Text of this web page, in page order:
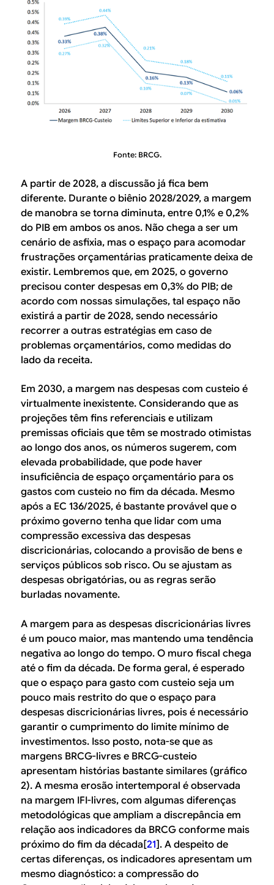
Fonte: BRCG.
A partir de 2028, a discussão já fica bem
diferente. Durante o biênio 2028/2029, a margem
de manobra se torna diminuta, entre 0,1% e 0,2%
do PIB em ambos os anos. Não chega a ser um
cenário de asfixia, mas o espaço para acomodar
frustrações orçamentárias praticamente deixa de
existir. Lembremos que, em 2025, o governo
precisou conter despesas em 0,3% do PIB; de
acordo com nossas simulações, tal espaço não
existirá a partir de 2028, sendo necessário
recorrer a outras estratégias em caso de
problemas orçamentários, como medidas do
lado da receita.
Em 2030, a margem nas despesas com custeio é
virtualmente inexistente. Considerando que as
projeções têm fins referenciais e utilizam
premissas oficiais que têm se mostrado otimistas
ao longo dos anos, os números sugerem, com
elevada probabilidade, que pode haver
insuficiência de espaço orçamentário para os
gastos com custeio no fim da década. Mesmo
após a EC 136/2025, é bastante provável que o
próximo governo tenha que lidar com uma
compressão excessiva das despesas
discricionárias, colocando a provisão de bens e
serviços públicos sob risco. Ou se ajustam as
despesas obrigatórias, ou as regras serão
burladas novamente.
A margem para as despesas discricionárias livres
é um pouco maior, mas mantendo uma tendência
negativa ao longo do tempo. O muro fiscal chega
até o fim da década. De forma geral, é esperado
que o espaço para gasto com custeio seja um
pouco mais restrito do que o espaço para
despesas discricionárias livres, pois é necessário
garantir o cumprimento do limite mínimo de
investimentos. Isso posto, nota-se que as
margens BRCG-livres e BRCG-custeio
apresentam histórias bastante similares (gráfico
2). A mesma erosão intertemporal é observada
na margem IFI-livres, com algumas diferenças
metodológicas que ampliam a discrepância em
relação aos indicadores da BRCG conforme mais
próximo do fim da década[21]. A despeito de
certas diferenças, os indicadores apresentam um
mesmo diagnóstico: a compressão do